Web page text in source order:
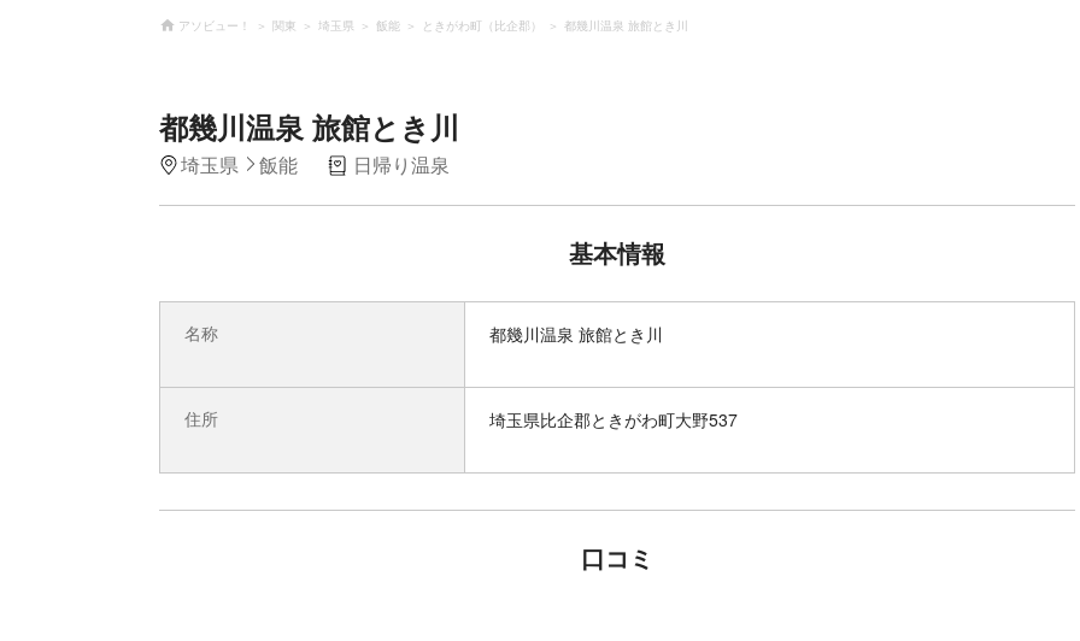
アソビュー！ 関東 埼玉県 飯能 ときがわ町（比企郡） 都幾川温泉 旅館とき川
都幾川温泉 旅館とき川
埼玉県 飯能 日帰り温泉
基本情報
名称 都幾川温泉 旅館とき川
住所 埼玉県比企郡ときがわ町大野537
口コミ